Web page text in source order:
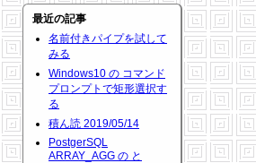
最近の記事
名前付きパイプを試して
みる
Windows10 の コマンド
プロンプトで矩形選択す
る
積ん読 2019/05/14
PostgerSQL
ARRAY_AGG の と